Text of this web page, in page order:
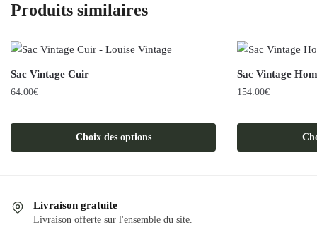
Produits similaires
Sac Vintage Cuir
64.00€
Choix des options
a
Les
options
Sac Vintage
154.00€
a
Livraison gratuite
Livraison offerte sur l'ensemble du site.